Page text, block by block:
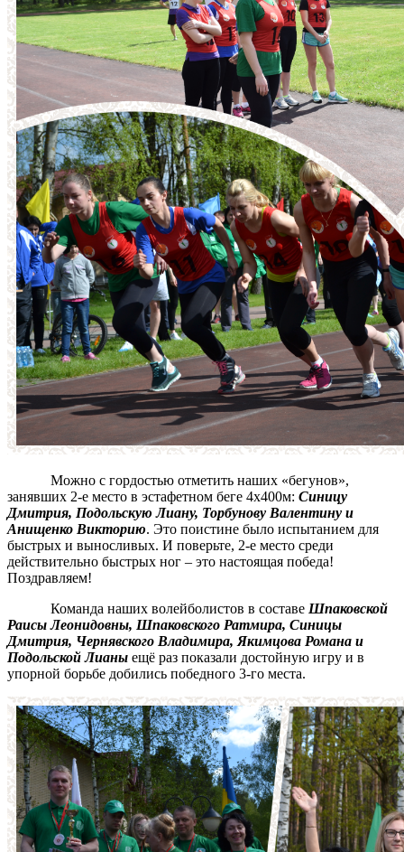
Можно с гордостью отметить наших «бегунов»,
занявших 2-е место в эстафетном беге 4х400м: Синицу
Дмитрия, Подольскую Лиану, Торбунову Валентину и
Анищенко Викторию. Это поистине было испытанием для
быстрых и выносливых. И поверьте, 2-е место среди
действительно быстрых ног – это настоящая победа!
Поздравляем!
Команда наших волейболистов в составе Шпаковской
Раисы Леонидовны, Шпаковского Ратмира, Синицы
Дмитрия, Чернявского Владимира, Якимцова Романа и
Подольской Лианы ещё раз показали достойную игру и в
упорной борьбе добились победного 3-го места.